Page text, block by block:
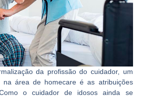
da profissão do cuidador, um
na área de homecare é as atribuições
o cuidador de idosos ainda se